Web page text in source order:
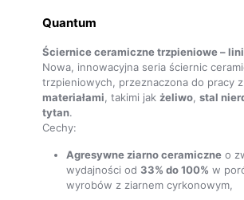
Quantum
Ściernice ceramiczne trzpieniowe –
Nowa, innowacyjna seria ściernic
trzpieniowych, przeznaczona do pracy z
materiałami, takimi jak żeliwo, stal
tytan.
Cechy:
Agresywne ziarno ceramiczne o
wydajności od 33% do 100% w
wyrobów z ziarnem cyrkonowym,